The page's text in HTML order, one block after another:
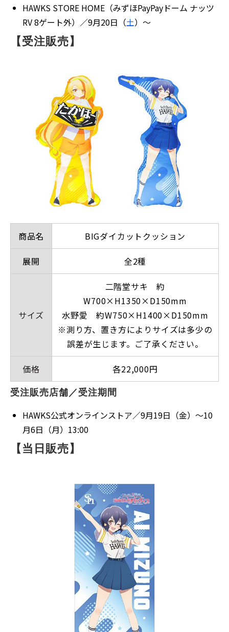
HAWKS STORE HOME（みずほPayPayドーム ナッツ
RV 8ゲート外）／9月20日（土）～
【受注販売】
商品名 BIGダイカットクッション
展開 全2種
サイズ
二階堂サキ 約
W700×H1350×D150mm
水野愛 約W750×H1400×D150mm
※測り方、置き方によりサイズは多少の
誤差が生じます。ご了承ください。
価格 各22,000円
受注販売店舗／受注期間
HAWKS公式オンラインストア／9月19日（金）～10
月6日（月）13:00
【当日販売】